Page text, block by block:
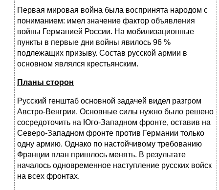
Первая мировая война была воспринята народом с
пониманием: имел значение фактор объявления
войны Германией России. На мобилизационные
пункты в первые дни войны явилось 96 %
подлежащих призыву. Состав русской армии в
основном являлся крестьянским.
Планы сторон
Русский генштаб основной задачей видел разгром
Австро-Венгрии. Основные силы нужно было решено
сосредоточить на Юго-Западном фронте, оставив на
Северо-Западном фронте против Германии только
одну армию. Однако по настойчивому требованию
Франции план пришлось менять. В результате
началось одновременное наступление русских войск
на всех фронтах.